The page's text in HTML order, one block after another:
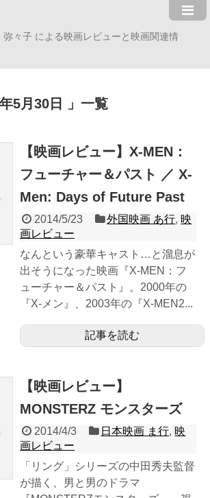
弥々子 による映画レビューと映画関連情
5月30日 一覧
【映画レビュー】X-MEN：
フューチャー＆パスト ／ X-
Men: Days of Future Past
2014/5/23 外国映画 あ行, 映
画レビュー
なんという豪華キャスト…と溜息が
出そうになった映画『X-MEN：フ
ューチャー＆パスト』。2000年の
『X-メン』、2003年の『X-MEN2...
記事を読む
【映画レビュー】
MONSTERZ モンスターズ
2014/4/3 日本映画 ま行, 映
画レビュー
「リング」シリーズの中田秀夫監督
が描く、男と男のドラマ